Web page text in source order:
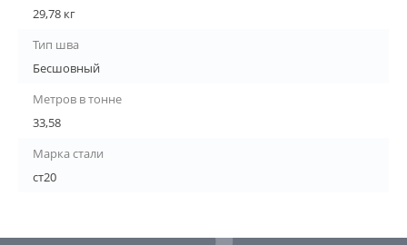
29,78 кг
Тип шва
Бесшовный
Метров в тонне
33,58
Марка стали
ст20